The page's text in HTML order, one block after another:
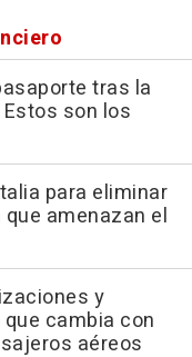
tras la
son los
para eliminar
amenazan el
y
cambia con
aéreos